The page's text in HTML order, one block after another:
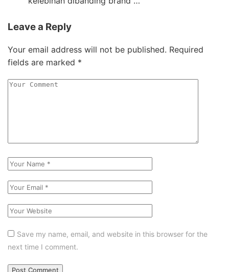
Leave a Reply
Your email address will not be published. Required
fields are marked *
Save my name, email, and website in this browser for the
next time I comment.